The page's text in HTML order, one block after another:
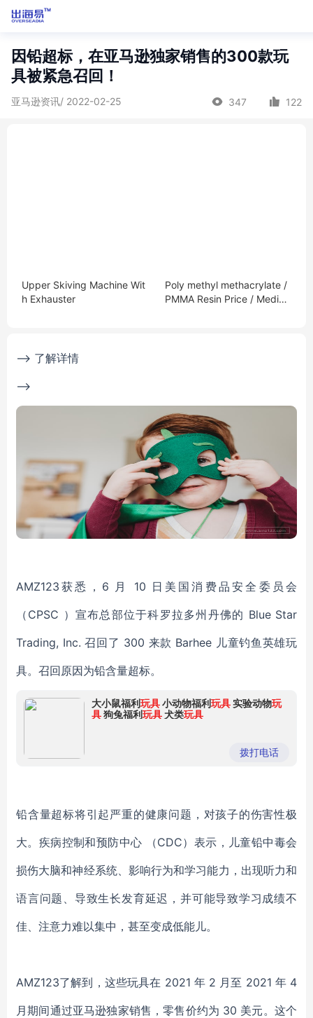
因铅超标，在亚马逊独家销售的300款玩
具被紧急召回！
亚马逊资讯/ 2022-02-25 347 122
Upper Skiving Machine Wit
h Exhauster
Poly methyl methacrylate /
PMMA Resin Price / Medica
--> 了解详情
-->
AMZ123获悉，6 月 10 日美国消费品安全委员会
（CPSC ）宣布总部位于科罗拉多州丹佛的 Blue Star
Trading, Inc. 召回了 300 来款 Barhee 儿童钓鱼英雄玩
具。召回原因为铅含量超标。
大小鼠福利玩具小动物福利玩具实验动物玩
具狗兔福利玩具犬类玩具
拨打电话
铅含量超标将引起严重的健康问题，对孩子的伤害性极
大。疾病控制和预防中心 （CDC）表示，儿童铅中毒会
损伤大脑和神经系统、影响行为和学习能力，出现听力和
语言问题、导致生长发育延迟，并可能导致学习成绩不
佳、注意力难以集中，甚至变成低能儿。
AMZ123了解到，这些玩具在 2021 年 2 月至 2021 年 4
月期间通过亚马逊独家销售，零售价约为 30 美元。这个